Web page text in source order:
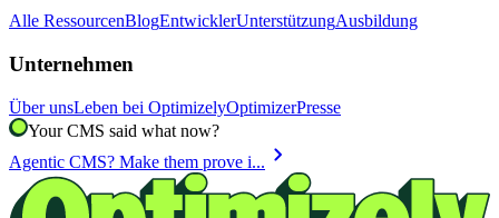
Alle RessourcenBlogEntwicklerUnterstützungAusbildung
Unternehmen
Über unsLeben bei OptimizelyOptimizerPresse
Your CMS said what now?
Agentic CMS? Make them prove i... chevron_right